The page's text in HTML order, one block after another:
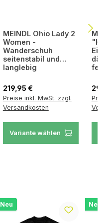
MEINDL Ohio Lady 2
Women -
Wanderschuh
seitenstabil und
langlebig
Regulärer Preis:
219,95 €
Preise inkl. MwSt. zzgl.
Versandkosten
Variante wählen
Neu Neu